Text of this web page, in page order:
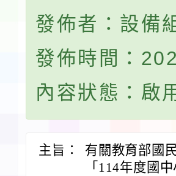
發佈者：設備
發佈時間：
內容狀態：啟
主旨：
有關教育部國
「114年度國